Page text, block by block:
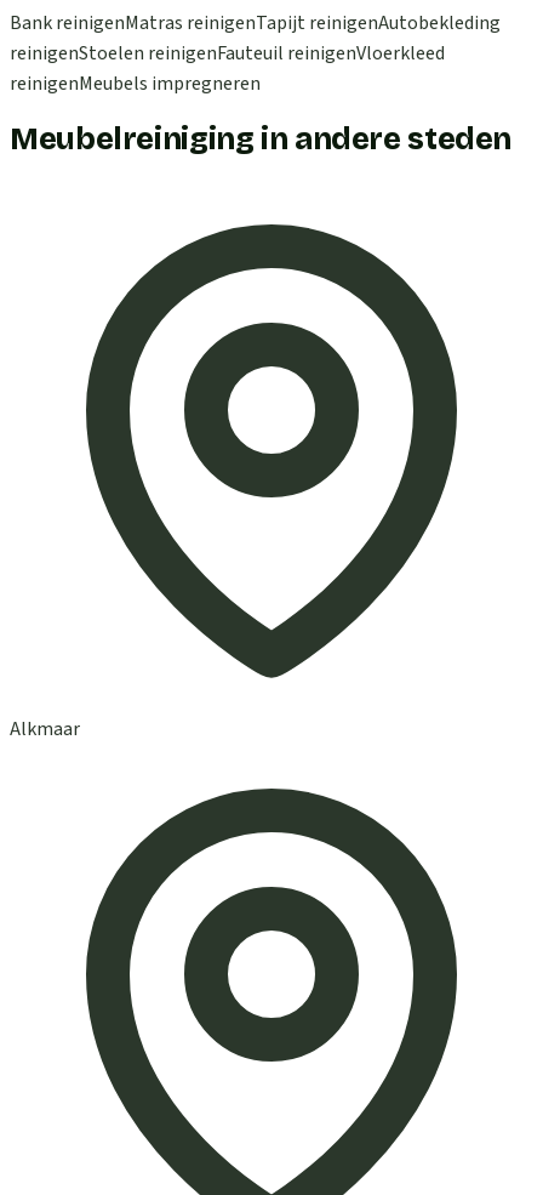
Bank reinigenMatras reinigenTapijt reinigenAutobekleding
reinigenStoelen reinigenFauteuil reinigenVloerkleed
reinigenMeubels impregneren
Meubelreiniging in andere steden
Alkmaar